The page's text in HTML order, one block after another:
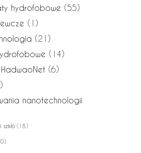
hydrofobowe (55)
(1)
(21)
(14)
(6)
nanotechnologii
(18)